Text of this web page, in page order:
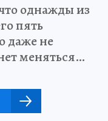
однажды из
пять
даже не
меняться…